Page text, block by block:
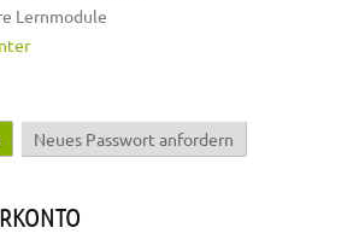
Lernmodule
(aktiver Reiter)
Neues Passwort anfordern